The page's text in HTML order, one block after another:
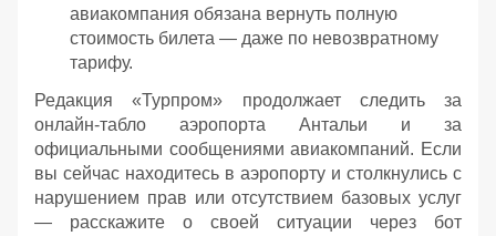
авиакомпания обязана вернуть полную
стоимость билета — даже по невозвратному
тарифу.
Редакция «Турпром» продолжает следить за
онлайн‑табло аэропорта Антальи и за
официальными сообщениями авиакомпаний. Если
вы сейчас находитесь в аэропорту и столкнулись с
нарушением прав или отсутствием базовых услуг
— расскажите о своей ситуации через бот